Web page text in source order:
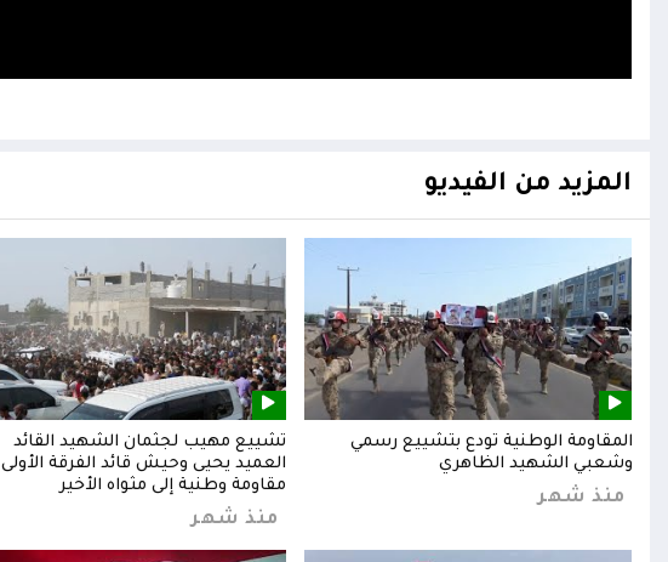
المزيد من الفيديو
المقاومة الوطنية تودع بتشييع رسمي
وشعبي الشهيد الظاهري
منذ شهر
تشييع مهيب لجثمان الشهيد القائد
العميد يحيى وحيش قائد الفرقة الأولى
مقاومة وطنية إلى مثواه الأخير
منذ شهر